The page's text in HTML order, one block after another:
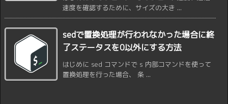
速度を確認するために、サイズの大き ...
sedで置換処理が行われなかった場合に終
了ステータスを0以外にする方法
はじめに sed コマンドで s 内部コマンドを使って
置換処理を行った場合、 条 ...